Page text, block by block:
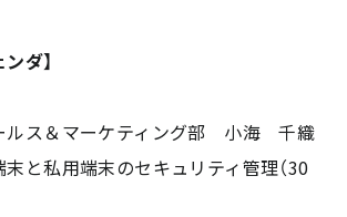
ダ】
ルス＆マーケティング部 小海 千織
と私用端末のセキュリティ管理（30